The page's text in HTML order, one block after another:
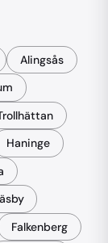
Alingsås
Haninge
Falkenberg